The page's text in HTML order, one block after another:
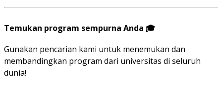
Temukan program sempurna Anda 🎓
Gunakan pencarian kami untuk menemukan dan
membandingkan program dari universitas di seluruh
dunia!